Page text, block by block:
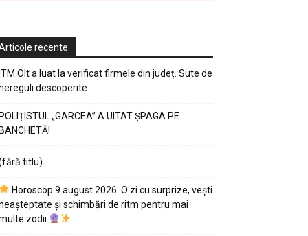
recente
Olt a luat la verificat firmele din județ. Sute de
descoperite
„GARCEA” A UITAT ȘPAGA PE
titlu)
Horoscop 9 august 2026. O zi cu surprize, vești
și schimbări de ritm pentru mai
zodii